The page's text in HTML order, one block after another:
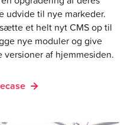
udvide til nye markeder.
et helt nyt CMS op til
nye moduler og give
af hjemmesiden.